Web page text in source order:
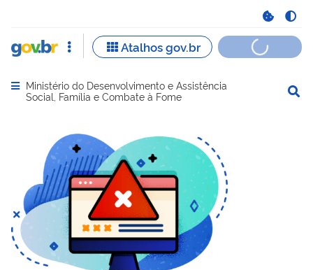
Abrir menu principal de navegação
Ministério do Desenvolvimento e Assistência
Social, Família e Combate à Fome